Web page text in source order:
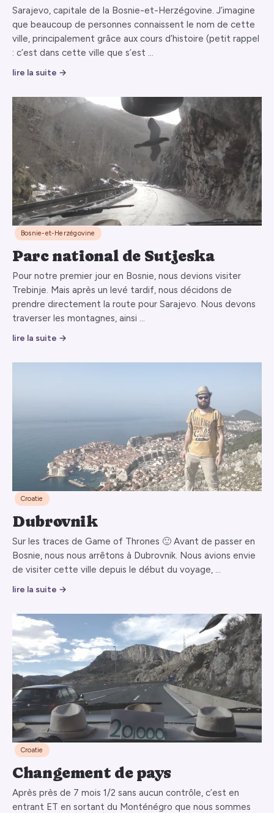
Sarajevo, capitale de la Bosnie-et-Herzégovine. J’imagine
que beaucoup de personnes connaissent le nom de cette
ville, principalement grâce aux cours d’histoire (petit rappel
: c’est dans cette ville que s’est …
lire la suite →
Bosnie-et-Herzégovine
Parc national de Sutjeska
Pour notre premier jour en Bosnie, nous devions visiter
Trebinje. Mais après un levé tardif, nous décidons de
prendre directement la route pour Sarajevo. Nous devons
traverser les montagnes, ainsi …
lire la suite →
Croatie
Dubrovnik
Sur les traces de Game of Thrones 🙂 Avant de passer en
Bosnie, nous nous arrêtons à Dubrovnik. Nous avions envie
de visiter cette ville depuis le début du voyage, …
lire la suite →
Croatie
Changement de pays
Après près de 7 mois 1/2 sans aucun contrôle, c’est en
entrant ET en sortant du Monténégro que nous sommes